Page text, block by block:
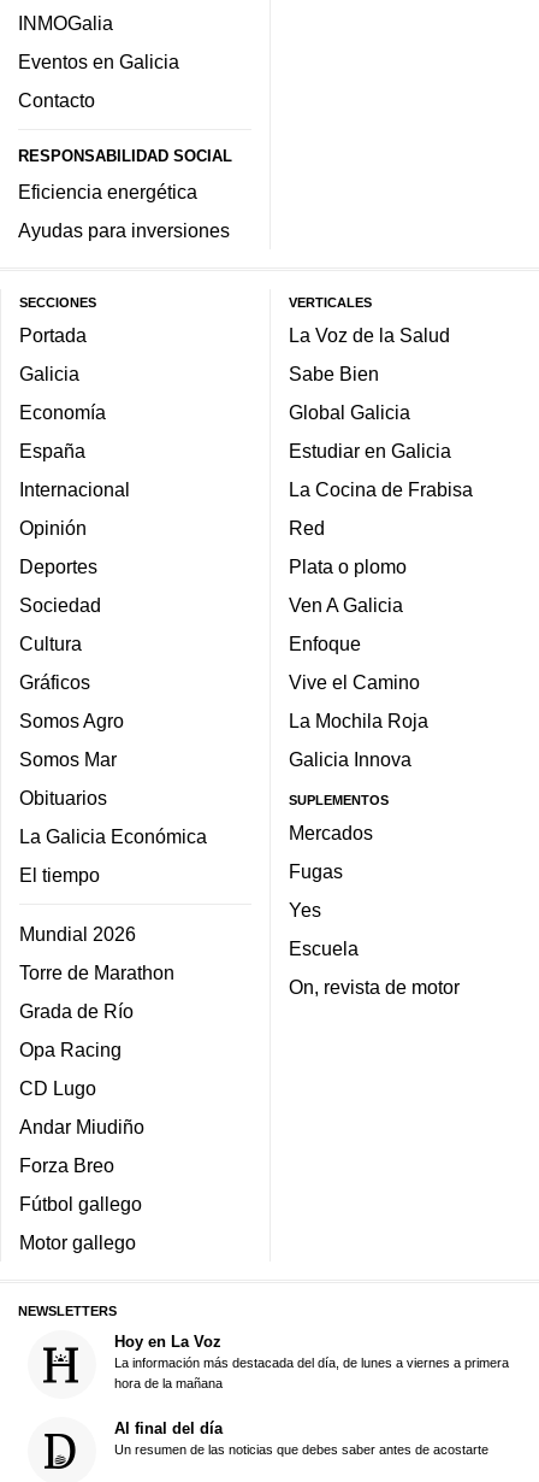
INMOGalia
Eventos en Galicia
Contacto
RESPONSABILIDAD SOCIAL
Eficiencia energética
Ayudas para inversiones
SECCIONES
Portada
Galicia
Economía
España
Internacional
Opinión
Deportes
Sociedad
Cultura
Gráficos
Somos Agro
Somos Mar
Obituarios
La Galicia Económica
El tiempo
Mundial 2026
Torre de Marathon
Grada de Río
Opa Racing
CD Lugo
Andar Miudiño
Forza Breo
Fútbol gallego
Motor gallego
VERTICALES
La Voz de la Salud
Sabe Bien
Global Galicia
Estudiar en Galicia
La Cocina de Frabisa
Red
Plata o plomo
Ven A Galicia
Enfoque
Vive el Camino
La Mochila Roja
Galicia Innova
SUPLEMENTOS
Mercados
Fugas
Yes
Escuela
On, revista de motor
NEWSLETTERS
Hoy en La Voz
La información más destacada del día, de lunes a viernes a primera
hora de la mañana
Al final del día
Un resumen de las noticias que debes saber antes de acostarte